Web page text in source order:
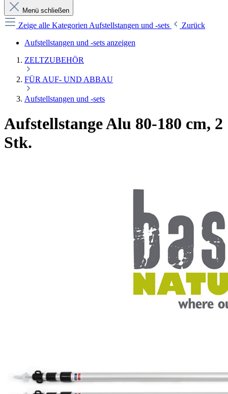
Menü schließen
Zeige alle Kategorien Aufstellstangen und -sets
Zurück
Aufstellstangen und -sets anzeigen
ZELTZUBEHÖR
FÜR AUF- UND ABBAU
Aufstellstangen und -sets
Aufstellstange Alu 80-180 cm, 2
Stk.